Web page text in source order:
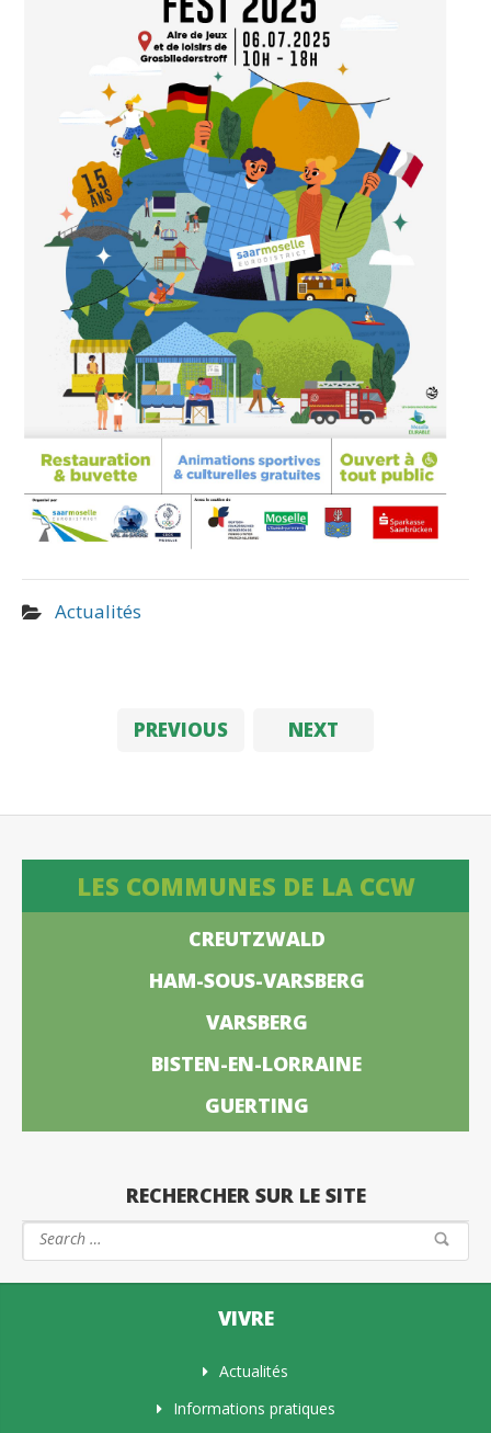
Actualités
PREVIOUS NEXT
LES COMMUNES DE LA CCW
CREUTZWALD
HAM-SOUS-VARSBERG
VARSBERG
BISTEN-EN-LORRAINE
GUERTING
RECHERCHER SUR LE SITE
VIVRE
Actualités
Informations pratiques